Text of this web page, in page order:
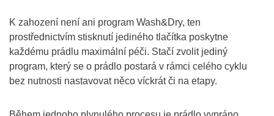
K zahození není ani program Wash&Dry, ten
prostřednictvím stisknutí jediného tlačítka poskytne
každému prádlu maximální péči. Stačí zvolit jediný
program, který se o prádlo postará v rámci celého cyklu
bez nutnosti nastavovat něco víckrát či na etapy.